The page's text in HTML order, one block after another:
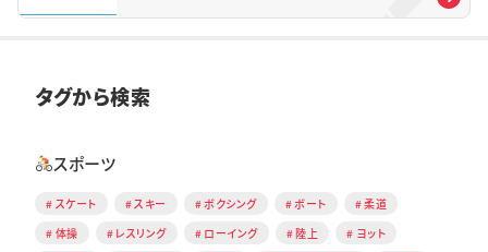
タグから検索
スポーツ
スケート スキー ボクシング ボート
柔道
体操
レスリング ローイング 陸上
ヨット